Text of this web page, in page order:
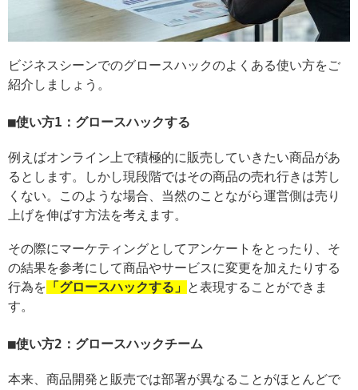
ビジネスシーンでのグロースハックのよくある使い方をご
紹介しましょう。
使い方1：グロースハックする
例えばオンライン上で積極的に販売していきたい商品があ
るとします。しかし現段階ではその商品の売れ行きは芳し
くない。このような場合、当然のことながら運営側は売り
上げを伸ばす方法を考えます。
その際にマーケティングとしてアンケートをとったり、そ
の結果を参考にして商品やサービスに変更を加えたりする
行為を 「グロースハックする」
と表現することができま
す。
使い方2：グロースハックチーム
本来、商品開発と販売では部署が異なることがほとんどで